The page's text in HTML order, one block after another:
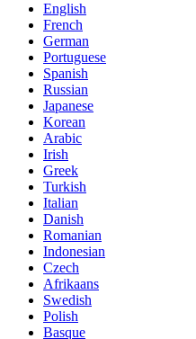
English
French
German
Portuguese
Spanish
Russian
Japanese
Korean
Arabic
Irish
Greek
Turkish
Italian
Danish
Romanian
Indonesian
Czech
Afrikaans
Swedish
Polish
Basque